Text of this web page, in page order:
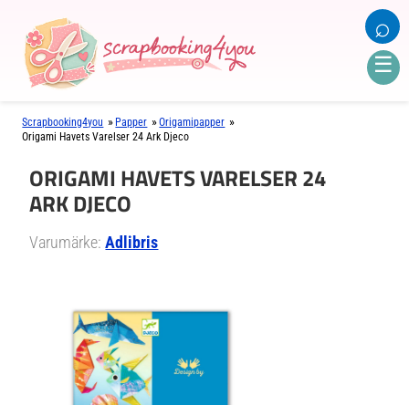
☰
⌕
Scrapbooking4you » Papper »Origamipapper »
Origami Havets Varelser 24 Ark Djeco
ORIGAMI HAVETS VARELSER 24
ARK DJECO
Varumärke:Adlibris